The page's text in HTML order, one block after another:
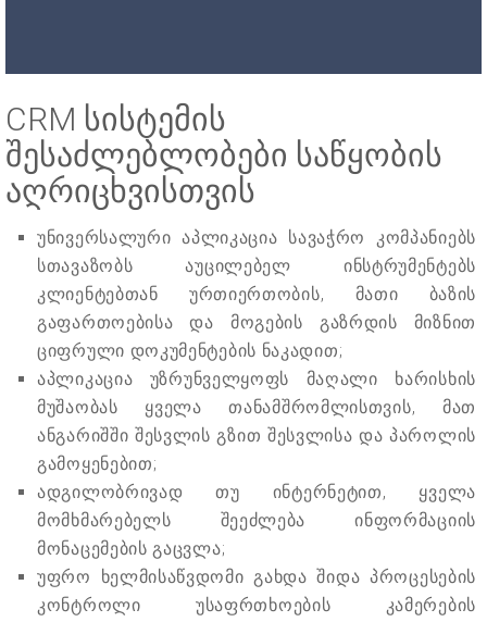
CRM სისტემის
შესაძლებლობები საწყობის
აღრიცხვისთვის
უნივერსალური აპლიკაცია სავაჭრო კომპანიებს
სთავაზობს აუცილებელ ინსტრუმენტებს
კლიენტებთან ურთიერთობის, მათი ბაზის
გაფართოებისა და მოგების გაზრდის მიზნით
ციფრული დოკუმენტების ნაკადით;
აპლიკაცია უზრუნველყოფს მაღალი ხარისხის
მუშაობას ყველა თანამშრომლისთვის, მათ
ანგარიშში შესვლის გზით შესვლისა და პაროლის
გამოყენებით;
ადგილობრივად თუ ინტერნეტით, ყველა
მომხმარებელს შეეძლება ინფორმაციის
მონაცემების გაცვლა;
უფრო ხელმისაწვდომი გახდა შიდა პროცესების
კონტროლი უსაფრთხოების კამერების